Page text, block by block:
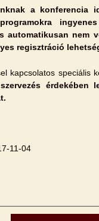
a konferencia
automatikusan nem
regisztráció
kapcsolatos speciális
11-04